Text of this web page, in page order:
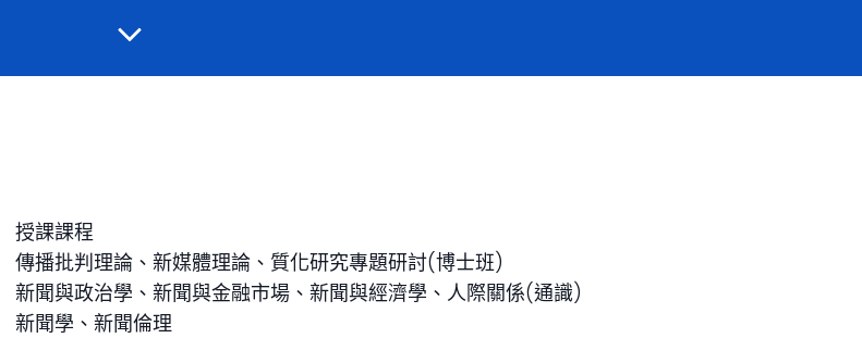
授課課程
傳播批判理論、新媒體理論、質化研究專題研討(博士班)
新聞與政治學、新聞與金融市場、新聞與經濟學、人際關係(通識)
新聞學、新聞倫理